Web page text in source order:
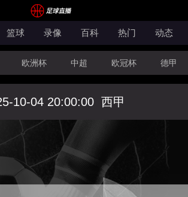
篮球 录像 百科 热门 动态
欧洲杯 中超 欧冠杯 德甲
杯
10-04 20:00:00 西甲